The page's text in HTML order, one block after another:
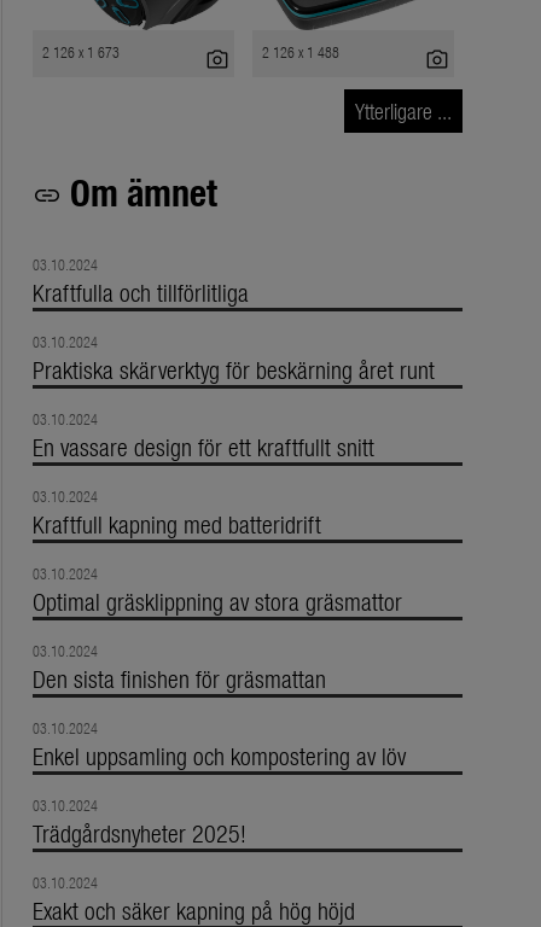
2 126 x 1 673 photo_camera 2 126 x 1 488 photo_camera
Ytterligare ...
link Om ämnet
03.10.2024
Kraftfulla och tillförlitliga
03.10.2024
Praktiska skärverktyg för beskärning året runt
03.10.2024
En vassare design för ett kraftfullt snitt
03.10.2024
Kraftfull kapning med batteridrift
03.10.2024
Optimal gräsklippning av stora gräsmattor
03.10.2024
Den sista finishen för gräsmattan
03.10.2024
Enkel uppsamling och kompostering av löv
03.10.2024
Trädgårdsnyheter 2025!
03.10.2024
Exakt och säker kapning på hög höjd